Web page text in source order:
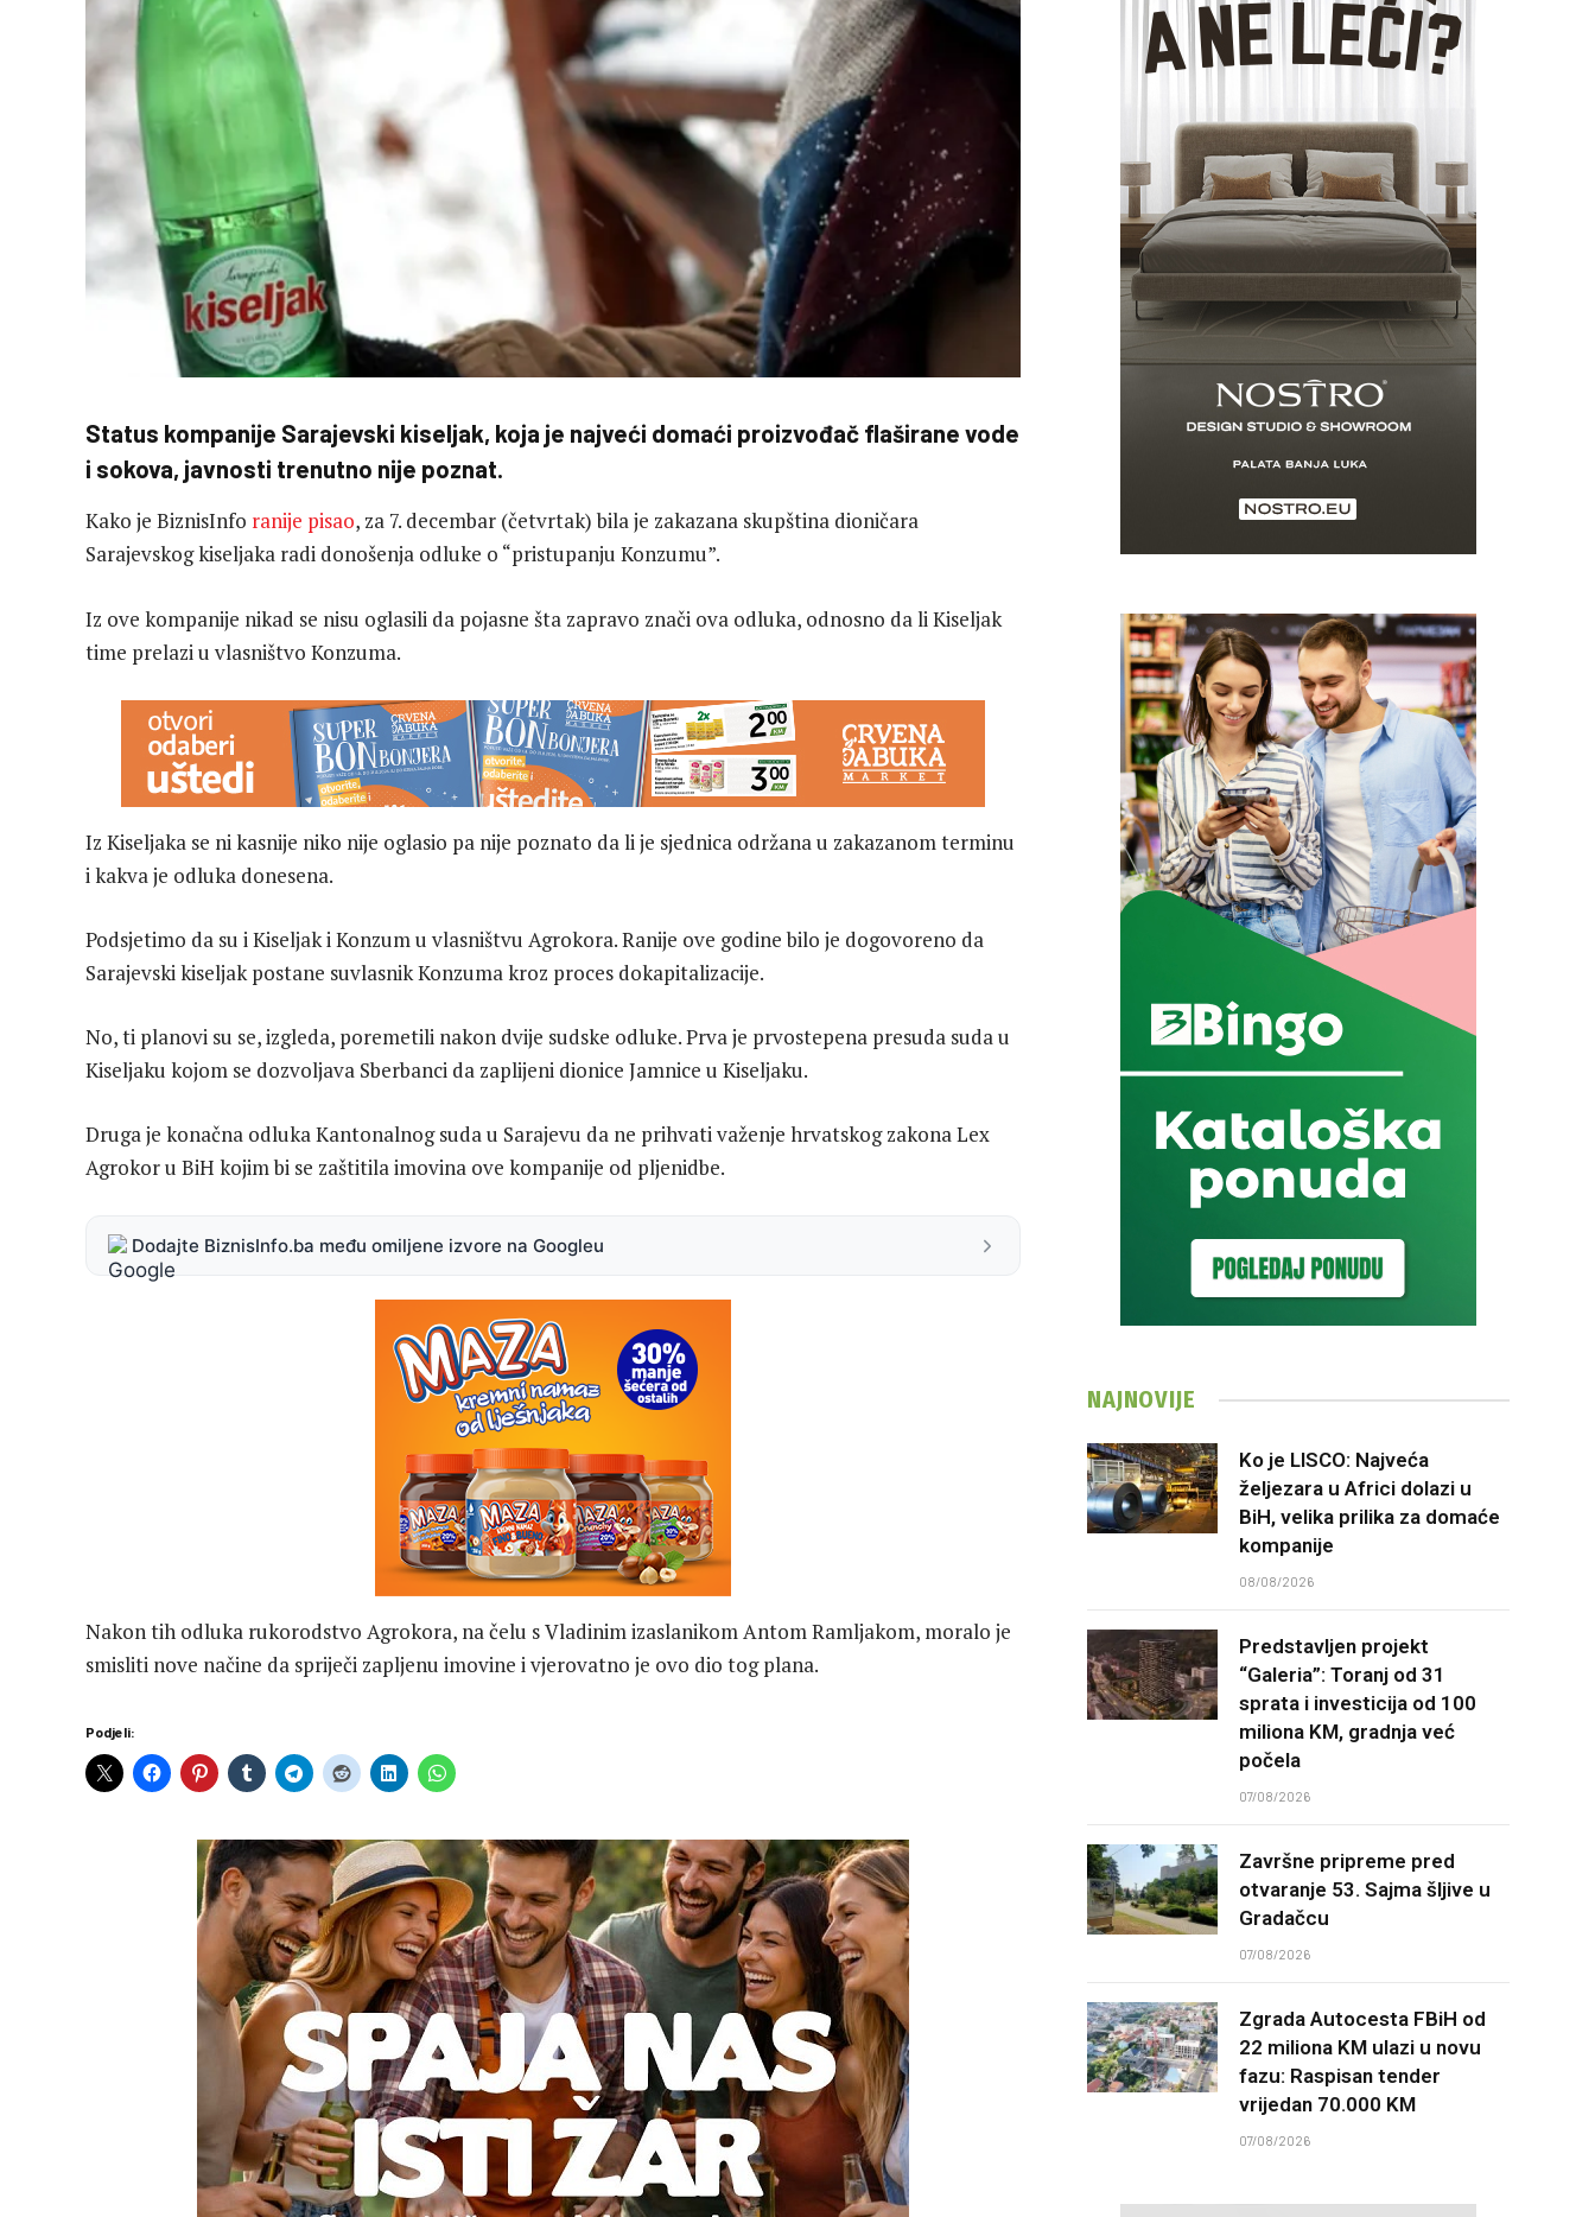
Status kompanije Sarajevski kiseljak, koja je najveći domaći proizvođač flaširane vode
i sokova, javnosti trenutno nije poznat.
Kako je BiznisInfo ranije pisao, za 7. decembar (četvrtak) bila je zakazana skupština dioničara
Sarajevskog kiseljaka radi donošenja odluke o “pristupanju Konzumu”.
Iz ove kompanije nikad se nisu oglasili da pojasne šta zapravo znači ova odluka, odnosno da li Kiseljak
time prelazi u vlasništvo Konzuma.
Iz Kiseljaka se ni kasnije niko nije oglasio pa nije poznato da li je sjednica održana u zakazanom terminu
i kakva je odluka donesena.
Podsjetimo da su i Kiseljak i Konzum u vlasništvu Agrokora. Ranije ove godine bilo je dogovoreno da
Sarajevski kiseljak postane suvlasnik Konzuma kroz proces dokapitalizacije.
No, ti planovi su se, izgleda, poremetili nakon dvije sudske odluke. Prva je prvostepena presuda suda u
Kiseljaku kojom se dozvoljava Sberbanci da zaplijeni dionice Jamnice u Kiseljaku.
Druga je konačna odluka Kantonalnog suda u Sarajevu da ne prihvati važenje hrvatskog zakona Lex
Agrokor u BiH kojim bi se zaštitila imovina ove kompanije od pljenidbe.
Dodajte BiznisInfo.ba među omiljene izvore na Googleu
Nakon tih odluka rukorodstvo Agrokora, na čelu s Vladinim izaslanikom Antom Ramljakom, moralo je
smisliti nove načine da spriječi zapljenu imovine i vjerovatno je ovo dio tog plana.
Podjeli:
NAJNOVIJE
Ko je LISCO: Najveća
željezara u Africi dolazi u
BiH, velika prilika za domaće
kompanije
08/08/2026
Predstavljen projekt
“Galeria”: Toranj od 31
sprata i investicija od 100
miliona KM, gradnja već
počela
07/08/2026
Završne pripreme pred
otvaranje 53. Sajma šljive u
Gradačcu
07/08/2026
Zgrada Autocesta FBiH od
22 miliona KM ulazi u novu
fazu: Raspisan tender
vrijedan 70.000 KM
07/08/2026